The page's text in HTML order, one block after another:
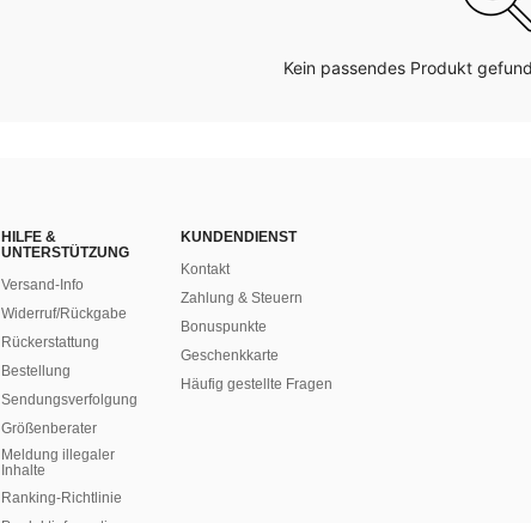
Kein passendes Produkt
HILFE &
UNTERSTÜTZUNG
Versand-Info
Widerruf/Rückgabe
Rückerstattung
Bestellung
Sendungsverfolgung
Größenberater
Meldung illegaler
Inhalte
Ranking-Richtlinie
KUNDENDIENST
Kontakt
Zahlung & Steuern
Bonuspunkte
Geschenkkarte
Häufig gestellte Fragen